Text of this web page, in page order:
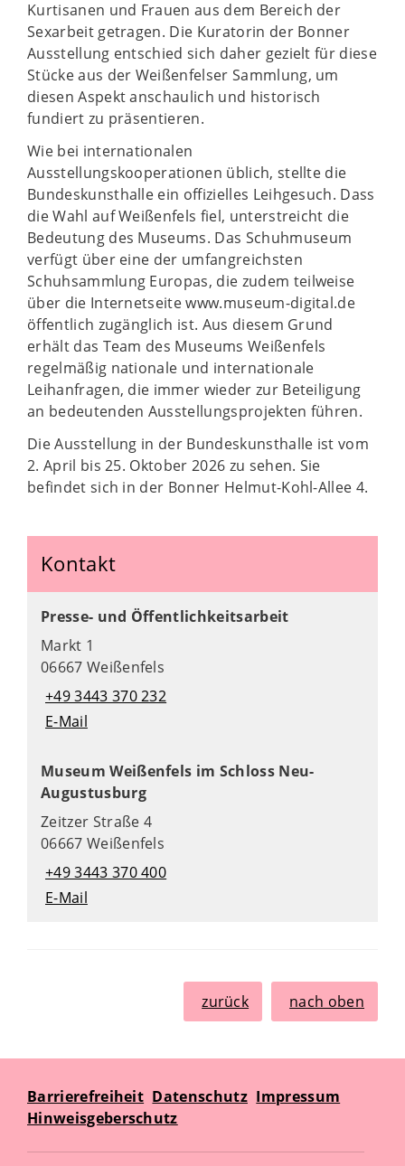
Kurtisanen und Frauen aus dem Bereich der
Sexarbeit getragen. Die Kuratorin der Bonner
Ausstellung entschied sich daher gezielt für diese
Stücke aus der Weißenfelser Sammlung, um
diesen Aspekt anschaulich und historisch
fundiert zu präsentieren.
Wie bei internationalen
Ausstellungskooperationen üblich, stellte die
Bundeskunsthalle ein offizielles Leihgesuch. Dass
die Wahl auf Weißenfels fiel, unterstreicht die
Bedeutung des Museums. Das Schuhmuseum
verfügt über eine der umfangreichsten
Schuhsammlung Europas, die zudem teilweise
über die Internetseite www.museum-digital.de
öffentlich zugänglich ist. Aus diesem Grund
erhält das Team des Museums Weißenfels
regelmäßig nationale und internationale
Leihanfragen, die immer wieder zur Beteiligung
an bedeutenden Ausstellungsprojekten führen.
Die Ausstellung in der Bundeskunsthalle ist vom
2. April bis 25. Oktober 2026 zu sehen. Sie
befindet sich in der Bonner Helmut-Kohl-Allee 4.
Kontakt
Presse- und Öffentlichkeitsarbeit
Markt 1
06667 Weißenfels
+49 3443 370 232
E-Mail
Museum Weißenfels im Schloss Neu-
Augustusburg
Zeitzer Straße 4
06667 Weißenfels
+49 3443 370 400
E-Mail
zurück nach oben
Barrierefreiheit Datenschutz Impressum
Hinweisgeberschutz